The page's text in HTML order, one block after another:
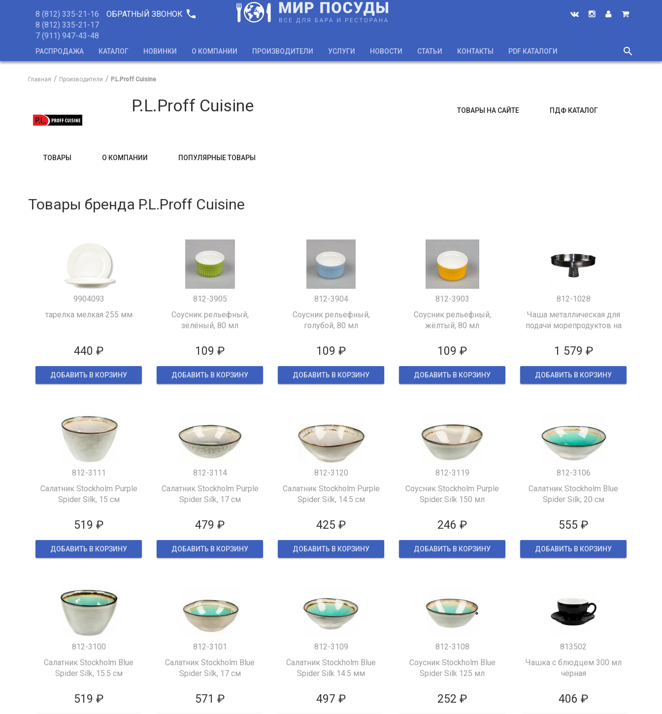
8 (812) 335-21-16
8 (812) 335-21-17
7 (911) 947-43-48
ОБРАТНЫЙ ЗВОНОК phone
РАСПРОДАЖА КАТАЛОГ НОВИНКИ О КОМПАНИИ ПРОИЗВОДИТЕЛИ УСЛУГИ НОВОСТИ СТАТЬИ КОНТАКТЫ PDF КАТАЛОГИ
search
close
Главная Производители P.L.Proff Cuisine
P.L.Proff Cuisine ТОВАРЫ НА САЙТЕ ПДФ КАТАЛОГ
ТОВАРЫ О КОМПАНИИ ПОПУЛЯРНЫЕ ТОВАРЫ
Товары бренда P.L.Proff Cuisine
9904093
тарелка мелкая 255 мм
440 ₽
ДОБАВИТЬ В КОРЗИНУ
812-3905
Соусник рельефный,
зелёный, 80 мл
109 ₽
ДОБАВИТЬ В КОРЗИНУ
812-3904
Соусник рельефный,
голубой, 80 мл
109 ₽
ДОБАВИТЬ В КОРЗИНУ
812-3903
Соусник рельефный,
жёлтый, 80 мл
109 ₽
ДОБАВИТЬ В КОРЗИНУ
812-1028
Чаша металлическая для
подачи морепродуктов на
1 579 ₽
ДОБАВИТЬ В КОРЗИНУ
812-3111
Салатник Stockholm Purple
Spider Silk, 15 см
519 ₽
ДОБАВИТЬ В КОРЗИНУ
812-3114
Салатник Stockholm Purple
Spider Silk, 17 см
479 ₽
ДОБАВИТЬ В КОРЗИНУ
812-3120
Салатник Stockholm Purple
Spider Silk, 14.5 см
425 ₽
ДОБАВИТЬ В КОРЗИНУ
812-3119
Соусник Stockholm Purple
Spider Silk 150 мл
246 ₽
ДОБАВИТЬ В КОРЗИНУ
812-3106
Салатник Stockholm Blue
Spider Silk, 20 см
555 ₽
ДОБАВИТЬ В КОРЗИНУ
812-3100
Салатник Stockholm Blue
Spider Silk, 15.5 см
519 ₽
812-3101
Салатник Stockholm Blue
Spider Silk, 17 см
571 ₽
812-3109
Салатник Stockholm Blue
Spider Silk 14.5 мм
497 ₽
812-3108
Соусник Stockholm Blue
Spider Silk 125 мл
252 ₽
813502
Чашка с блюдцем 300 мл
чёрная
406 ₽